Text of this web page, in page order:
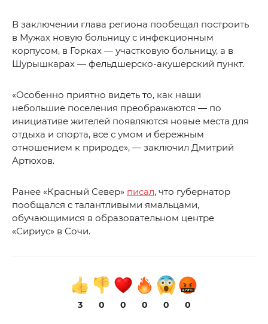
В заключении глава региона пообещал построить
в Мужах новую больницу с инфекционным
корпусом, в Горках — участковую больницу, а в
Шурышкарах — фельдшерско-акушерский пункт.
«Особенно приятно видеть то, как наши
небольшие поселения преображаются — по
инициативе жителей появляются новые места для
отдыха и спорта, все с умом и бережным
отношением к природе», — заключил Дмитрий
Артюхов.
Ранее «Красный Север» писал, что губернатор
пообщался с талантливыми ямальцами,
обучающимися в образовательном центре
«Сириус» в Сочи.
3 0 0 0 0 0